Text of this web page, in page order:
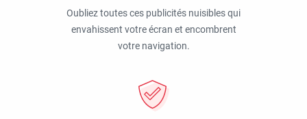
Oubliez toutes ces publicités nuisibles qui
envahissent votre écran et encombrent
votre navigation.